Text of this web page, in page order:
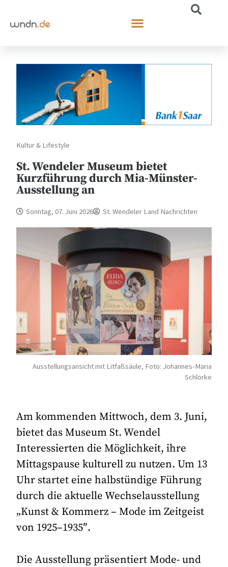
Kultur & Lifestyle
St. Wendeler Museum bietet
Kurzführung durch Mia-Münster-
Ausstellung an
Sonntag, 07. Juni 2026 St. Wendeler Land Nachrichten
Ausstellungsansicht mit Litfaßsäule, Foto: Johannes-Maria
Schlorke
Am kommenden Mittwoch, dem 3. Juni,
bietet das Museum St. Wendel
Interessierten die Möglichkeit, ihre
Mittagspause kulturell zu nutzen. Um 13
Uhr startet eine halbstündige Führung
durch die aktuelle Wechselausstellung
„Kunst & Kommerz – Mode im Zeitgeist
von 1925–1935″.
Die Ausstellung präsentiert Mode- und